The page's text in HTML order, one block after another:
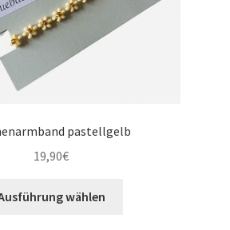
pastellgelb
19,90€
wählen